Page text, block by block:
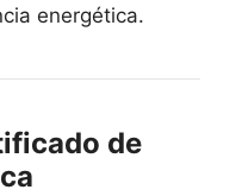
energética.
de